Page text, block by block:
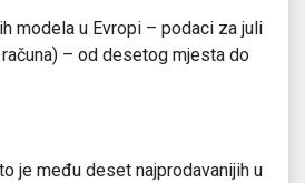
modela u Evropi – podaci za juli
– od desetog mjesta do
je među deset najprodavanijih u